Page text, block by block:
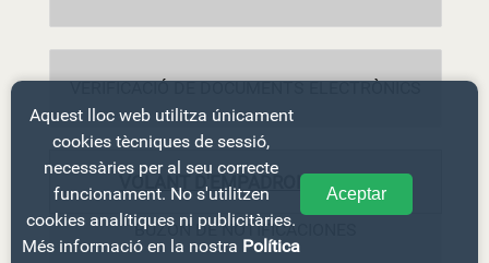
VOLANT D'EMPADRONAMENT
BUZÓN DE NOTIFICACIONES
Aquest lloc web utilitza únicament
cookies tècniques de sessió,
necessàries per al seu correcte
funcionament. No s'utilitzen
cookies analítiques ni publicitàries.
Més informació en la nostra Política
Aceptar